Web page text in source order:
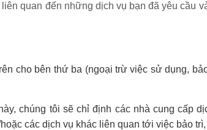
quan đến những dịch vụ bạn đã yêu cầu
cho bên thứ ba (ngoại trừ việc sử dụng,
chúng tôi sẽ chỉ định các nhà cung cấp
các dịch vụ khác liên quan tới việc bảo